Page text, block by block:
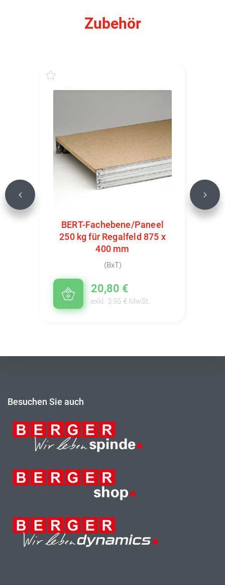
Zubehör
BERT-Fachebene/Paneel
250 kg für Regalfeld 875 x
400 mm
(BxT)
20,80 €
exkl. 3,95 € MwSt.
Previous Next
Besuchen Sie auch